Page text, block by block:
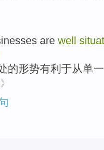
are well
的形势有利于从单